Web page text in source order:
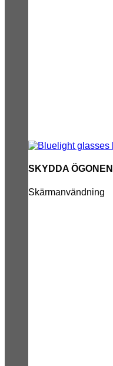
SKYDDA
Skärmanvändning